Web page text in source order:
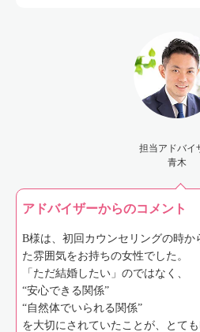
担当アドバイ
青木
アドバイザーからのコメント
B様は、初回カウンセリングの時
た雰囲気をお持ちの女性でした。
「ただ結婚したい」のではなく、
“安心できる関係”
“自然体でいられる関係”
を大切にされていたことが、とて